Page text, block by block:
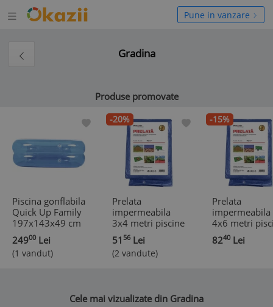
Deschide
meniul
Pune in vanzare
Gradina
Produse promovate
Piscina gonflabila
Quick Up Family
197x143x49 cm
capacitate 440 l
albastru/alb
24900 Lei
(1 vandut)
-20%
Prelata
impermeabila
3x4 metri piscine
, utilaje de
constructii ,
remorci , barci ,
51 56 Lei
(2 vandute)
-15%
Prelata
impermeabila
4x6 metri
, utilaje de
constructii ,
8240 Lei
Cele mai vizualizate din Gradina